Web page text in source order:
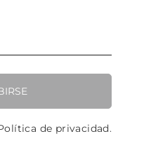
de privacidad.